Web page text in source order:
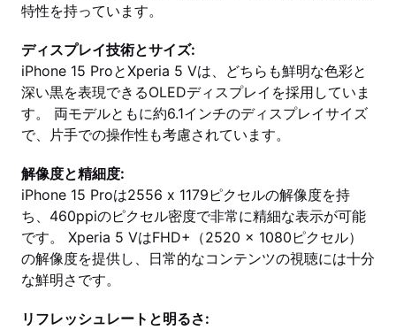
特性を持っています。
ディスプレイ技術とサイズ:
iPhone 15 ProとXperia 5 Vは、どちらも鮮明な色彩と
深い黒を表現できるOLEDディスプレイを採用していま
す。 両モデルともに約6.1インチのディスプレイサイズ
で、片手での操作性も考慮されています。
解像度と精細度:
iPhone 15 Proは2556 x 1179ピクセルの解像度を持
ち、460ppiのピクセル密度で非常に精細な表示が可能
です。 Xperia 5 VはFHD+（2520 x 1080ピクセル）
の解像度を提供し、日常的なコンテンツの視聴には十分
な鮮明さです。
リフレッシュレートと明るさ: